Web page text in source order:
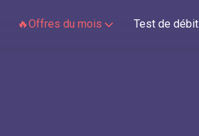
🔥Offres du mois Test de débit